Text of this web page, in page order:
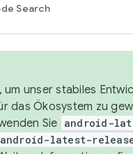
Search
um unser stabiles
das Ökosystem zu
Sie android-
android-latest-